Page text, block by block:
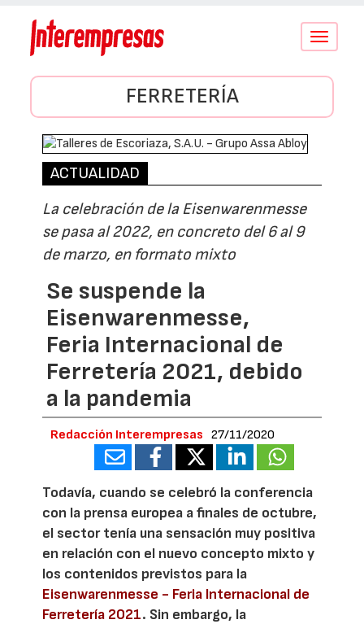
Conmutar
FERRETERÍA
ACTUALIDAD
La celebración de la Eisenwarenmesse
se pasa al 2022, en concreto del 6 al 9
de marzo, en formato mixto
Se suspende la
Eisenwarenmesse,
Feria Internacional de
Ferretería 2021, debido
a la pandemia
Redacción Interempresas 27/11/2020
Todavía, cuando se celebró la conferencia
con la prensa europea a finales de octubre,
el sector tenía una sensación muy positiva
en relación con el nuevo concepto mixto y
los contenidos previstos para la
Eisenwarenmesse - Feria Internacional de
Ferretería 2021. Sin embargo, la